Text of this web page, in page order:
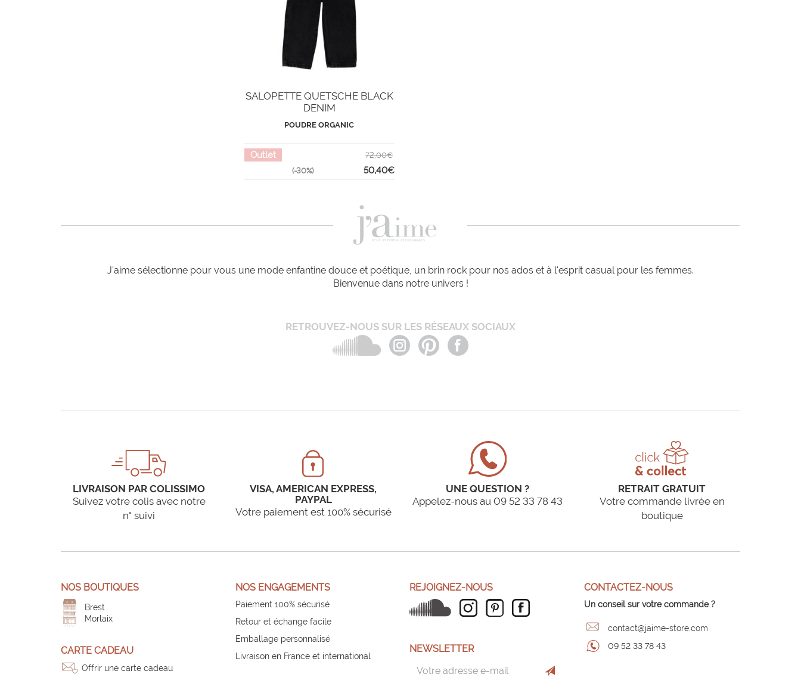
SALOPETTE QUETSCHE BLACK
DENIM
POUDRE ORGANIC
Outlet
(-30%)
72,00€
50,40€
J'aime sélectionne pour vous une mode enfantine douce et poétique, un brin rock pour nos ados et à l'esprit casual pour les femmes.
Bienvenue dans notre univers !
RETROUVEZ-NOUS SUR LES RÉSEAUX SOCIAUX
LIVRAISON PAR COLISSIMO
Suivez votre colis avec notre
n° suivi
VISA, AMERICAN EXPRESS,
PAYPAL
Votre paiement est 100% sécurisé
UNE QUESTION ?
Appelez-nous au 09 52 33 78 43
RETRAIT GRATUIT
Votre commande livrée en
boutique
NOS BOUTIQUES
Brest
Morlaix
CARTE CADEAU
Offrir une carte cadeau
NOS ENGAGEMENTS
Paiement 100% sécurisé
Retour et échange facile
Emballage personnalisé
Livraison en France et international
REJOIGNEZ-NOUS
NEWSLETTER
CONTACTEZ-NOUS
Un conseil sur votre commande ?
contact@jaime-store.com
09 52 33 78 43